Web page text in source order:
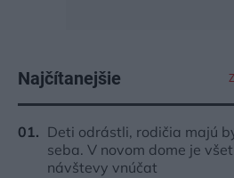
Najčítanejšie
Deti odrástli, rodičia majú
seba. V novom dome je
návštevy vnúčat